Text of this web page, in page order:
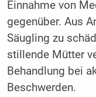
Einnahme von
gegenüber. Aus
Säugling zu
stillende Mütter
Behandlung bei
Beschwerden.